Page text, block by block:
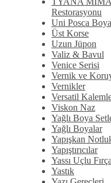
Restorasyonu
Uni Posca
Üst Korse
Uzun Jüpon
Valiz & Bavul
Venice Serisi
Vernik ve
Vernikler
Versatil
Viskon Naz
Yağlı Boya
Yağlı Boyalar
Yapışkan
Yapıştırıcılar
Yassı Uçlu
Yastık